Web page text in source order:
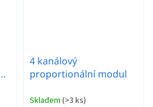
4 kanálový
proportionální modul
Skladem (>3 ks)